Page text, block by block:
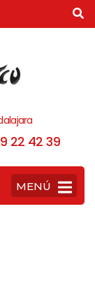
22 42 39
MENÚ